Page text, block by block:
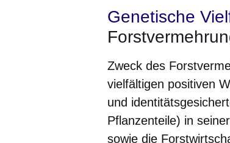
Genetische
Zweck des
vielfältigen positiven
und
Pflanzenteile) in
sowie die